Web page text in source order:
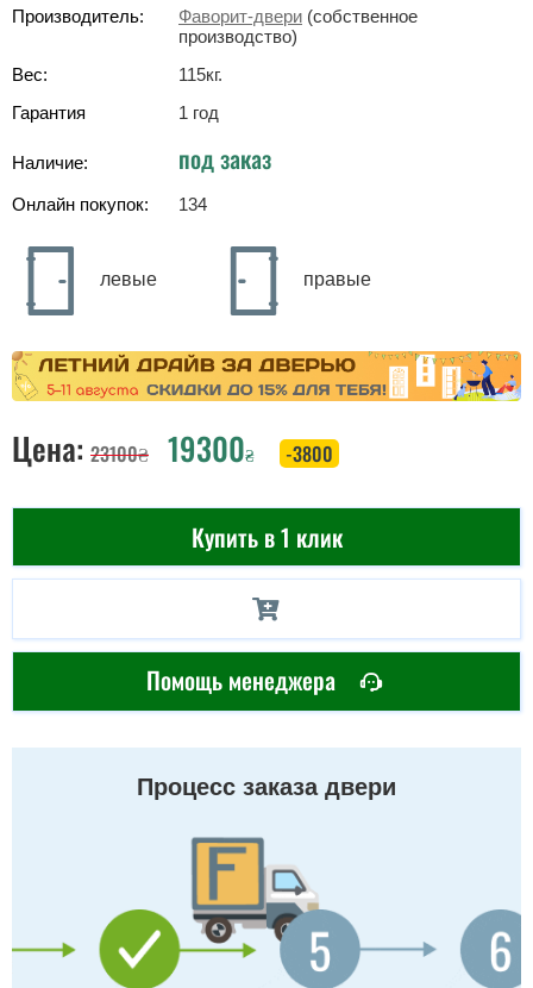
Производитель:
Фаворит-двери (собственное
производство)
Вес:
115кг.
Гарантия
1 год
Наличие: под заказ
Онлайн покупок: 134
левые правые
Цена: 23100₴ 19300₴ -3800
Купить в 1 клик
Помощь менеджера
Процесс заказа двери